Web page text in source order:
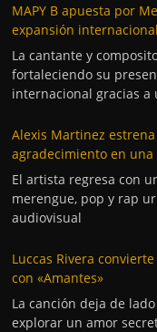
MAPY B apuesta por
expansión internacional
La cantante y
fortaleciendo su
internacional gracias a
Alexis Martinez
agradecimiento en
El artista regresa con
merengue, pop y rap
audiovisual
Luccas Rivera
con «Amantes»
La canción deja de
explorar un amor